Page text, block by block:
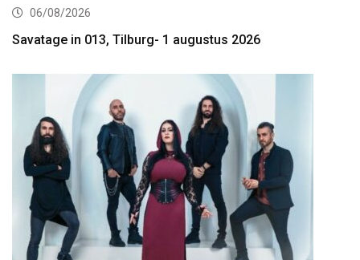
06/08/2026
Savatage in 013, Tilburg- 1 augustus 2026